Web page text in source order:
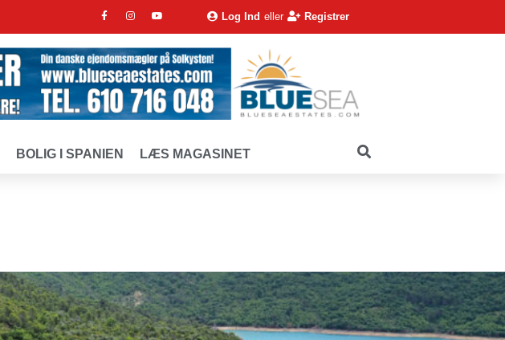
Log Ind eller Registrer
BOLIG I SPANIEN LÆS MAGASINET